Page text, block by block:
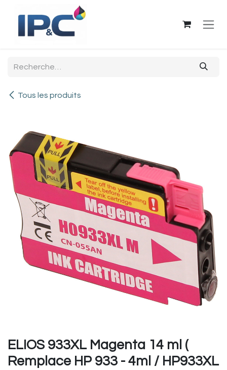
Se rendre au contenu
Tous les produits
ELIOS 933XL Magenta 14 ml (
Remplace HP 933 - 4ml / HP933XL